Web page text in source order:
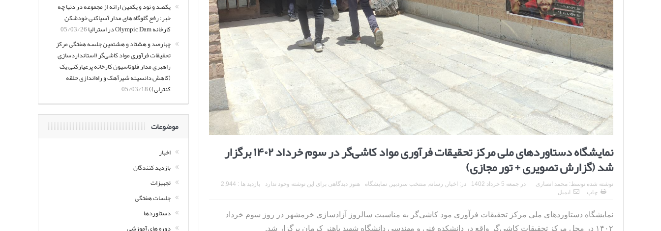
نمایشگاه دستاوردهای ملی مرکز تحقیقات فرآوری مواد کاشی‌گر در سوم خرداد ۱۴۰۲ برگزار
شد (گزارش تصویری + تور مجازی)
نوشته شده توسط:محمد انصاری درجمعه 5 خرداد 1402 در: اخبار , رسانه,منتخب سردبیر , نمایشگاه هنوز دیدگاهی برای این نوشته وجود ندارد
بازدید ها : 2,944
چاپ
ایمیل
نمایشگاه دستاوردهای ملی مرکز تحقیقات فرآوری مود کاشی‌گر به مناسبت سالروز آزادسازی خرمشهر در روز سوم خرداد
۱۴۰۲ در محل مرکز تحقیقات کاشی‌گر واقع در دانشکده فنی و مهندسی دانشگاه شهید باهنر کرمان برگزار شد.
یکصد و نود و یکمین ارائه از مجموعه در دنیا چه
خبر: رفع گلوگاه های مدار آسیاکنی خودشکن
کارخانه Olympic Dam در استرالیا
05/03/26
چهارصد و هشتاد و هشتمین جلسه هفتگی مرکز
تحقیقات فرآوری مواد کاشی‌گر (استانداردسازی
راهبری مدار فلوتاسیون کارخانه پرعیارکنی یک
(کاهش دانسیته شیرآهک و راه‌اندازی حلقه
کنترلی))05/03/18
موضوعات
اخبار
بازدید کنندگان
تجهیزات
جلسات هفتگی
دستاوردها